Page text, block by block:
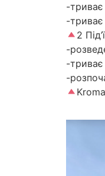
-триває
-триває
2
-
-триває
-